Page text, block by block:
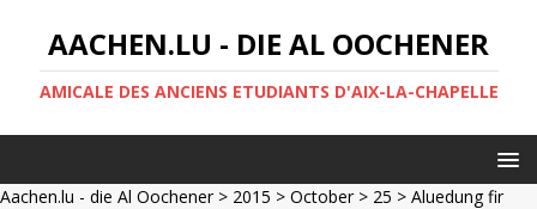
AACHEN.LU - DIE AL OOCHENER
AMICALE DES ANCIENS ETUDIANTS D'AIX-LA-CHAPELLE
Aachen.lu - die Al Oochener> 2015 > October> 25 > Aluedung fir